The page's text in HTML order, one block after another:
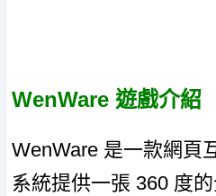
WenWare 遊戲介紹
WenWare 是一款網頁
系統提供一張 360 度